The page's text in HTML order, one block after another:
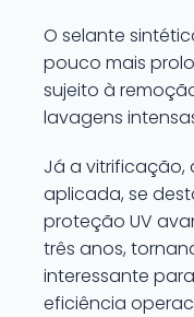
O selante
pouco mais
sujeito à
lavagens
Já a
aplicada, se
proteção UV
três anos,
interessante
eficiência